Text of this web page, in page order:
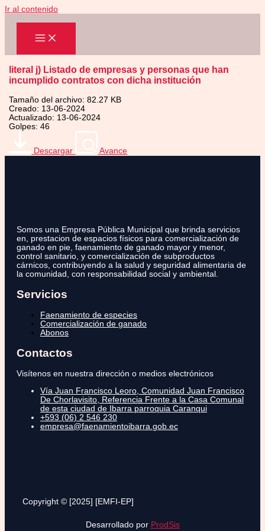
Ir al contenido
literal j) Listado de empresas y personas que han
incumplido contratos con dicha institución
Tamaño del archivo: 82.27 KB
Creado: 13-06-2024
Actualizado: 13-06-2024
Golpes: 46
Descargar Avance
Somos una Empresa Pública Municipal que brinda servicios
en, prestacion de espacios físicos para comercialización de
ganado en pie, faenamiento de ganado mayor y menor,
control sanitario, y comercialización de subproductos
cárnicos, contribuyendo a la salud y seguridad alimentaria de
la comunidad, con responsabilidad social y ambiental.
Servicios
Faenamiento de especies
Comercialización de ganado
Abonos
Contactos
Visítenos en nuestra dirección o medios electrónicos
Vía Juan Francisco Leoro, Comunidad Juan Francisco
De Chorlavisito, Referencia Frente a la Casa Comunal
de esta ciudad de Ibarra parroquia Caranqui
+593 (06) 2 546 230
empresa@faenamientoibarra.gob.ec
Copyright © [2025] [EMFI-EP]
Desarrollado por ProdSis